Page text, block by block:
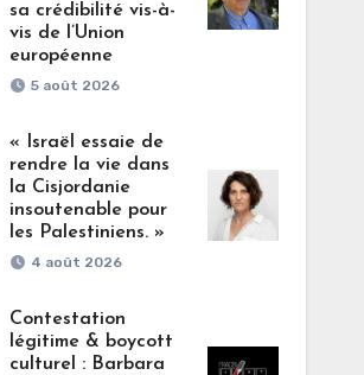
sa crédibilité vis-à-
vis de l’Union
européenne
5 août 2026
« Israël essaie de
rendre la vie dans
la Cisjordanie
insoutenable pour
les Palestiniens. »
4 août 2026
Contestation
légitime & boycott
culturel : Barbara